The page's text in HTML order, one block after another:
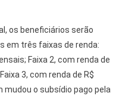
os beneficiários serão
em três faixas de renda:
Faixa 2, com renda de
3, com renda de R$
mudou o subsídio pago pela